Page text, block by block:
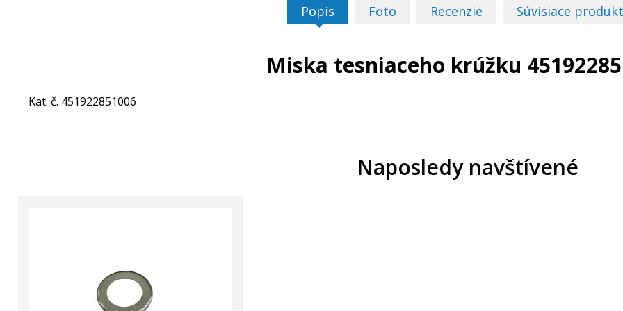
Popis Foto Recenzie Súvisiace
Miska tesniaceho krúžku
Kat. č. 451922851006
Naposledy navštívené